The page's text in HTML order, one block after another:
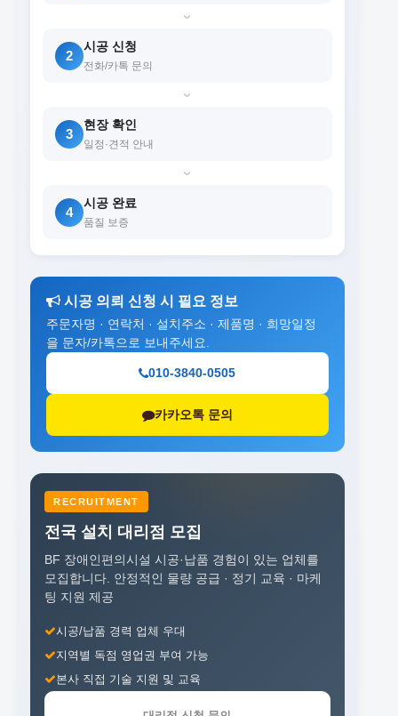
›
2
시공 신청
전화/카톡 문의
›
3
현장 확인
일정·견적 안내
›
4
시공 완료
품질 보증
시공 의뢰 신청 시 필요 정보
주문자명 · 연락처 · 설치주소 · 제품명 · 희망일정
을 문자/카톡으로 보내주세요.
010-3840-0505
카카오톡 문의
RECRUITMENT
전국 설치 대리점 모집
BF 장애인편의시설 시공·납품 경험이 있는 업체를
모집합니다. 안정적인 물량 공급 · 정기 교육 · 마케
팅 지원 제공
시공/납품 경력 업체 우대
지역별 독점 영업권 부여 가능
본사 직접 기술 지원 및 교육